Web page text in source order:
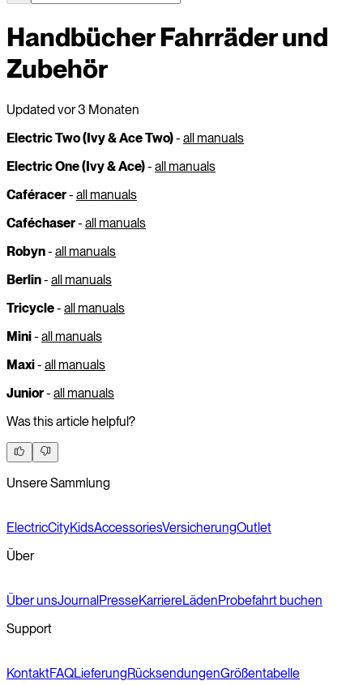
Handbücher Fahrräder und
Zubehör
Updated vor 3 Monaten
Electric Two (Ivy & Ace Two)- all manuals
Electric One (Ivy & Ace)- all manuals
Caféracer- all manuals
Caféchaser- all manuals
Robyn- all manuals
Berlin- all manuals
Tricycle- all manuals
Mini- all manuals
Maxi- all manuals
Junior- all manuals
Was this article helpful?
Unsere Sammlung
ElectricCityKidsAccessoriesVersicherungOutlet
Über
Über unsJournalPresseKarriereLädenProbefahrt buchen
Support
KontaktFAQLieferungRücksendungenGrößentabelle